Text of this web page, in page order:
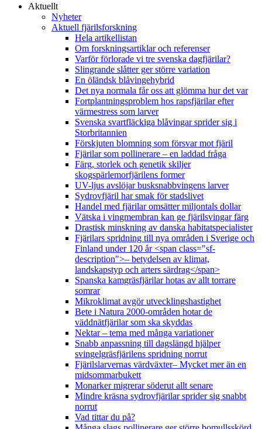
Aktuellt
Nyheter
Aktuell fjärilsforskning
Hela artikellistan
Om forskningsartiklar och referenser
Varför förlorade vi tre svenska dagfjärilar?
Slingrande slåtter ger större variation
En öländsk blåvingehybrid
Det nya normala får oss att glömma hur det var
Fortplantningsproblem hos rapsfjärilar efter
värmestress som larver
Svenska svartfläckiga blåvingar sprider sig i
Storbritannien
Förskjuten blomning som försvar mot fjäril
Fjärilar som pollinerare – en laddad fråga
Färg, storlek och genetik skiljer
skogspärlemorfjärilens former
UV-ljus avslöjar busksnabbvingens larver
Sydrovfjäril har smak för stadslivet
Handel med fjärilar omsätter miljontals dollar
Vätska i vingmembran kan ge fjärilsvingar färg
Drastisk minskning av danska habitatspecialister
Fjärilars spridning till nya områden i Sverige och
Finland under 120 år <span class="sf-
description">– betydelsen av klimat,
landskapstyp och arters särdrag</span>
Spanska kamgräsfjärilar hotas av allt torrare
somrar
Mikroklimat avgör utvecklingshastighet
Bete i Natura 2000-områden hotar de
väddnätfjärilar som ska skyddas
Nektar – tema med många variationer
Snabb anpassning till dagslängd hjälper
svingelgräsfjärilens spridning norrut
Fjärilslarvernas värdväxter– Mycket mer än en
midsommarbukett
Monarker migrerar söderut allt senare
Mindre kräsna sydrovfjärilar sprider sig snabbt
norrut
Vad tittar du på?